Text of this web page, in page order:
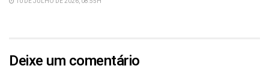
Deixe um comentário